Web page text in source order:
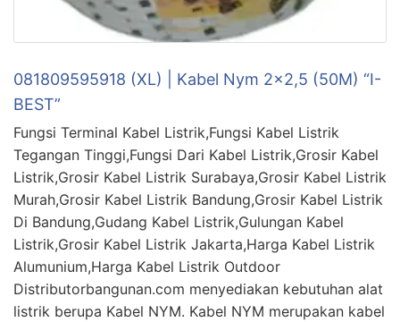
081809595918 (XL) | Kabel Nym 2×2,5 (50M) “I-
BEST”
Fungsi Terminal Kabel Listrik,Fungsi Kabel Listrik
Tegangan Tinggi,Fungsi Dari Kabel Listrik,Grosir Kabel
Listrik,Grosir Kabel Listrik Surabaya,Grosir Kabel Listrik
Murah,Grosir Kabel Listrik Bandung,Grosir Kabel Listrik
Di Bandung,Gudang Kabel Listrik,Gulungan Kabel
Listrik,Grosir Kabel Listrik Jakarta,Harga Kabel Listrik
Alumunium,Harga Kabel Listrik Outdoor
Distributorbangunan.com menyediakan kebutuhan alat
listrik berupa Kabel NYM. Kabel NYM merupakan kabel